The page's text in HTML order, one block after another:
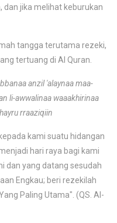
dan jika melihat keburukan
tangga terutama rezeki,
tertuang di Al Quran.
anzil 'alaynaa maa-
li-awwalinaa waaakhirinaa
rraaziqiin
kami suatu hidangan
hari raya bagi kami
dan yang datang sesudah
Engkau; beri rezekilah
Paling Utama". (QS. Al-